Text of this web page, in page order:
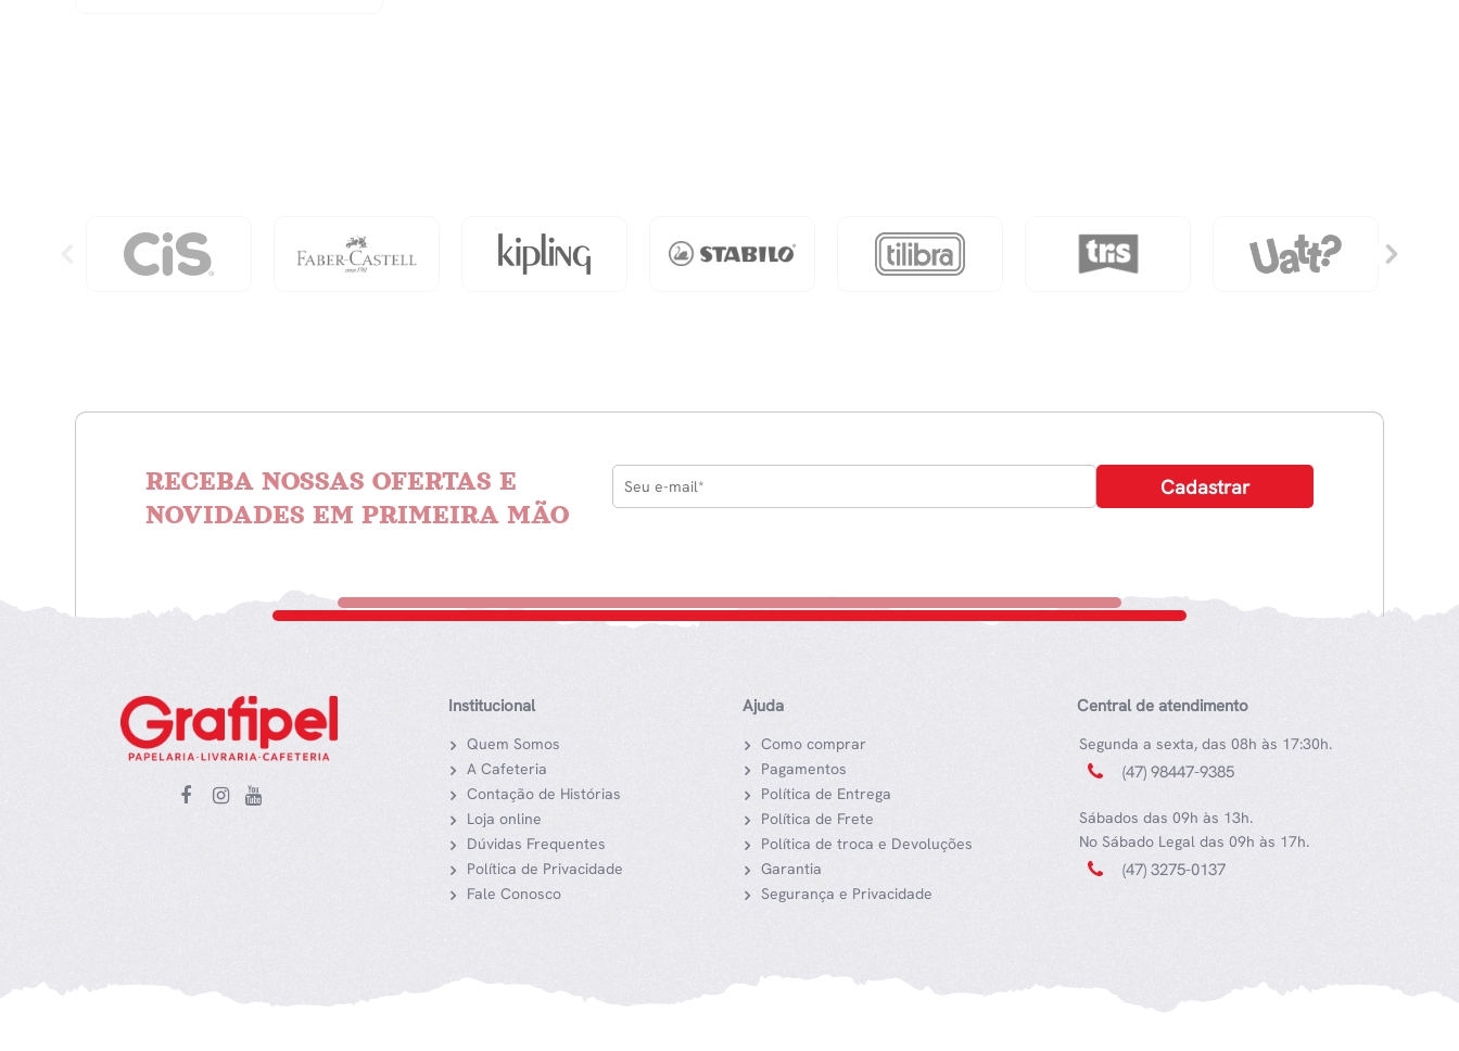
quantidade
RECEBA NOSSAS OFERTAS E
NOVIDADES EM PRIMEIRA MÃO
Institucional
Quem Somos
A Cafeteria
Contação de Histórias
Loja online
Dúvidas Frequentes
Política de Privacidade
Fale Conosco
Ajuda
Como comprar
Pagamentos
Política de Entrega
Política de Frete
Política de troca e Devoluções
Garantia
Segurança e Privacidade
Central de atendimento
Segunda a sexta, das 08h às 17:30h.
(47) 98447-9385
Sábados das 09h às 13h.
No Sábado Legal das 09h às 17h.
(47) 3275-0137